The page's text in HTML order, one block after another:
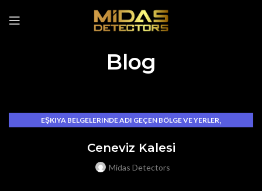
Blog
EŞKIYA BELGELERINDE ADI GEÇEN BÖLGE VE YERLER,
Ceneviz Kalesi
Midas Detectors